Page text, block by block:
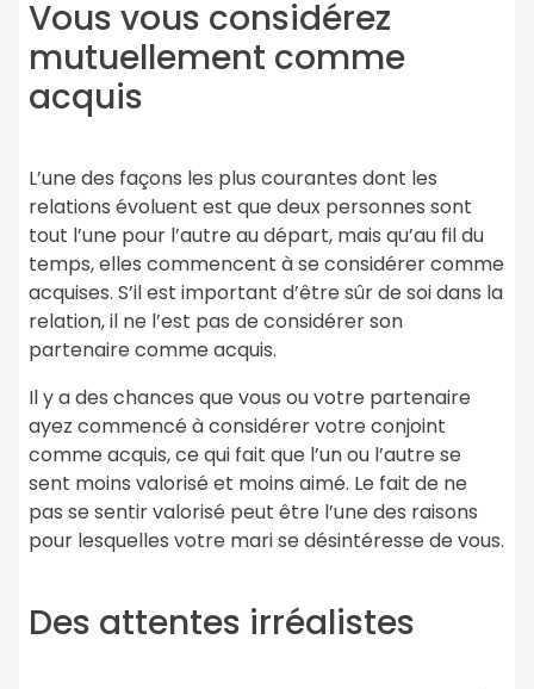
Vous vous considérez
mutuellement comme
acquis
L’une des façons les plus courantes dont les
relations évoluent est que deux personnes sont
tout l’une pour l’autre au départ, mais qu’au fil du
temps, elles commencent à se considérer comme
acquises. S’il est important d’être sûr de soi dans la
relation, il ne l’est pas de considérer son
partenaire comme acquis.
Il y a des chances que vous ou votre partenaire
ayez commencé à considérer votre conjoint
comme acquis, ce qui fait que l’un ou l’autre se
sent moins valorisé et moins aimé. Le fait de ne
pas se sentir valorisé peut être l’une des raisons
pour lesquelles votre mari se désintéresse de vous.
Des attentes irréalistes